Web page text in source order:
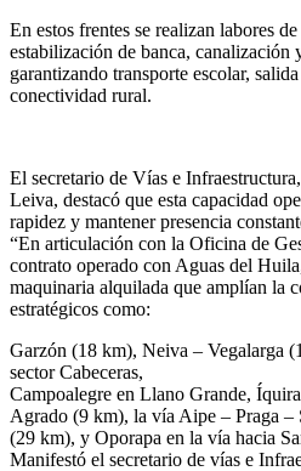
En estos frentes se realizan labores
estabilización de banca, canalización
garantizando transporte escolar,
conectividad rural.
El secretario de Vías e
Leiva, destacó que esta capacidad
rapidez y mantener presencia
“En articulación con la Oficina de
contrato operado con Aguas del
maquinaria alquilada que amplían la
estratégicos como:
Garzón (18 km), Neiva – Vegalarga
sector Cabeceras,
Campoalegre en Llano Grande,
Agrado (9 km), la vía Aipe – Praga
(29 km), y Oporapa en la vía hacia
Manifestó el secretario de vías e